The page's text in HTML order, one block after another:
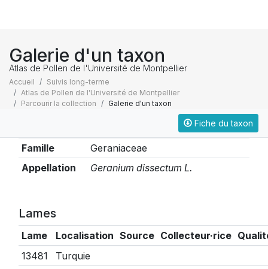
Galerie d'un taxon
Atlas de Pollen de l'Université de Montpellier
Accueil
Suivis long-terme
Atlas de Pollen de l'Université de Montpellier
Parcourir la collection
Galerie d'un taxon
Fiche du taxon
Famille
Geraniaceae
Appellation
Geranium dissectum L.
Lames
Lame Localisation Source Collecteur·rice
13481
Turquie